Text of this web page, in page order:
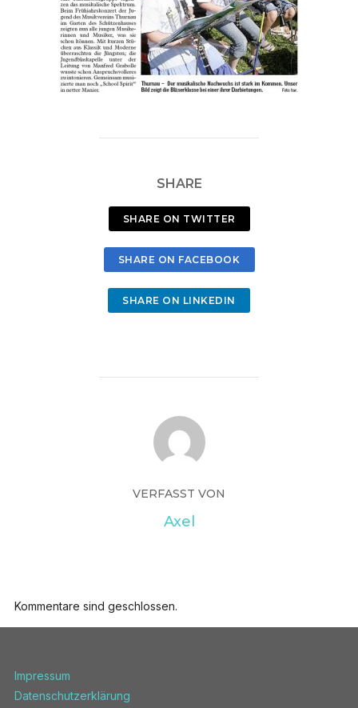
SHARE
SHARE ON TWITTER
SHARE ON FACEBOOK
SHARE ON LINKEDIN
VERFASST VON
Axel
Kommentare sind geschlossen.
Impressum
Datenschutzerklärung